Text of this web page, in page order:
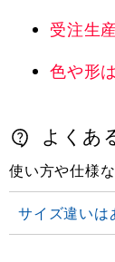
受注生
色や形
よくあ
使い方や仕様
サイズ違いは